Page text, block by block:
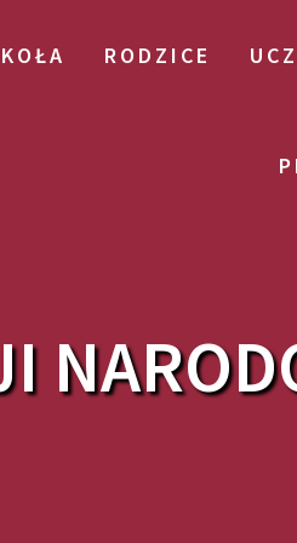
RODZICE